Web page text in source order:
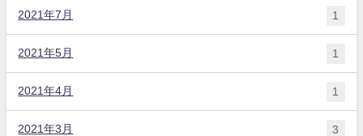
2021年7月 1
2021年5月 1
2021年4月 1
2021年3月 3